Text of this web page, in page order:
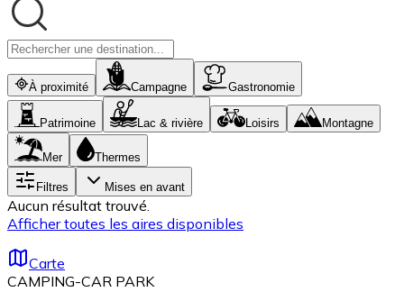
À proximité Campagne Gastronomie
Patrimoine Lac & rivière Loisirs Montagne
Mer Thermes
Filtres Mises en avant
Aucun résultat trouvé.
Afficher toutes les aires disponibles
Carte
CAMPING-CAR PARK